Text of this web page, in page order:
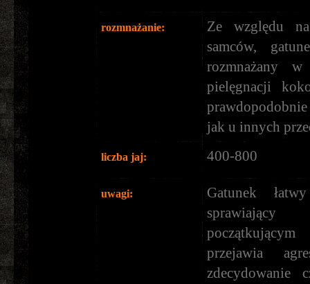
rozmnażanie:
Ze względu
samców,
rozmnażany
pielęgnacji
jak u innych
liczba jaj: 400-800
uwagi:
Gatunek
początkującym
przejawia
zdecydowanie